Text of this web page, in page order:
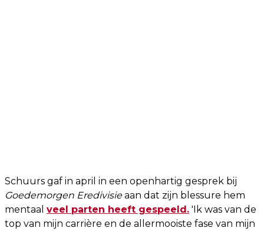
Schuurs gaf in april in een openhartig gesprek bij
Goedemorgen Eredivisieaan dat zijn blessure hem
mentaal veel parten heeft gespeeld. 'Ik was van de
top van mijn carrière en de allermooiste fase van mijn